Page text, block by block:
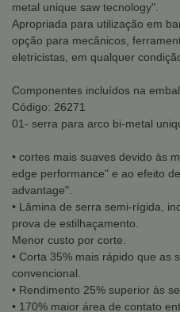
metal unique saw tecnology".
Apropriada para utilização em
opção para mecânicos,
eletricistas, em qualquer
Componentes incluídos na
Código: 26271
01- serra para arco bi-metal
• cortes mais suaves devido às
edge performance" e ao efeito
advantage".
• Lâmina de serra semi-rígida,
prova de estilhaçamento.
Menor custo por corte.
• Corta 35% mais rápido que as
convencional.
• Rendimento 25% superior às
• 170% maior área de contato